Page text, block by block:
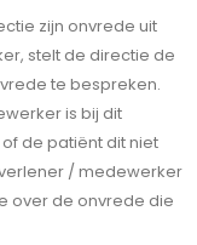
zijn onvrede uit
stelt de directie de
te bespreken.
is bij dit
de patiënt dit niet
/ medewerker
over de onvrede die